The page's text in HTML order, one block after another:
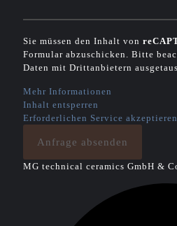
Sie müssen den Inhalt von
Formular abzuschicken. Bitte
Daten mit Drittanbietern
Mehr Informationen
Inhalt entsperren
Erforderlichen Service
Anfrage absenden
MG technical ceramics GmbH &